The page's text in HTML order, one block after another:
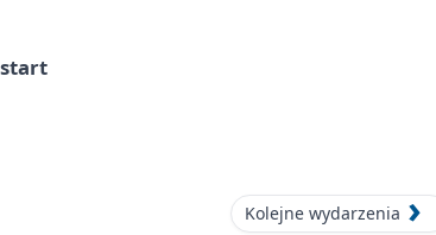
Kolejne wydarzenia